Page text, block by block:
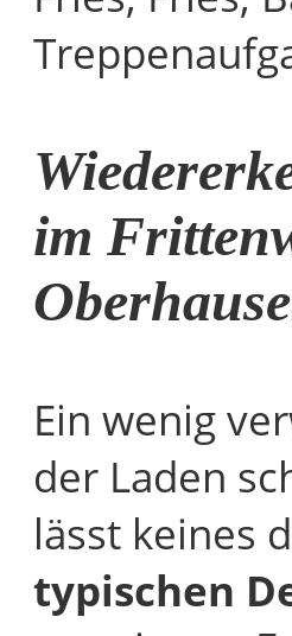
im
Ein wenig
der Laden
lässt keines
typischen